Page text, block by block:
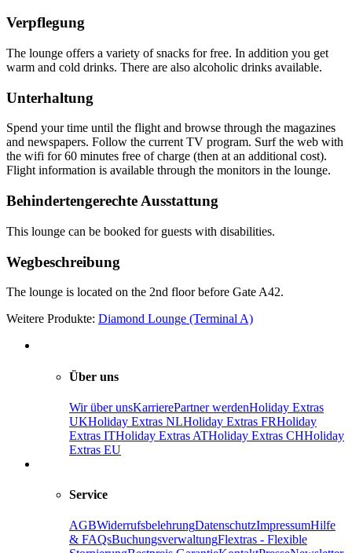
Verpflegung
The lounge offers a variety of snacks for free. In addition you get
warm and cold drinks. There are also alcoholic drinks available.
Unterhaltung
Spend your time until the flight and browse through the magazines
and newspapers. Follow the current TV program. Surf the web with
the wifi for 60 minutes free of charge (then at an additional cost).
Flight information is available through the monitors in the lounge.
Behindertengerechte Ausstattung
This lounge can be booked for guests with disabilities.
Wegbeschreibung
The lounge is located on the 2nd floor before Gate A42.
Weitere Produkte: Diamond Lounge (Terminal A)
Über uns
Wir über unsKarrierePartner werdenHoliday Extras
UKHoliday Extras NLHoliday Extras FRHoliday
Extras ITHoliday Extras ATHoliday Extras CHHoliday
Extras EU
Service
AGBWiderrufsbelehrungDatenschutzImpressumHilfe
& FAQsBuchungsverwaltungFlextras - Flexible